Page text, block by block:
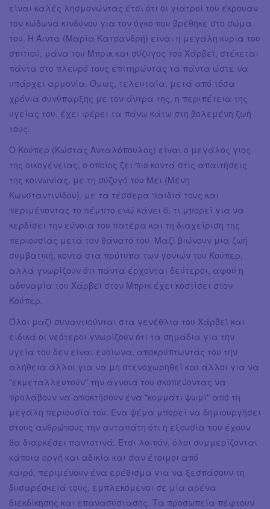
είναι καλές λησμονώντας έτσι ότι οι γιατροί του έκρουαν
τον κώδωνα κινδύνου για τον όγκο που βρέθηκε στο σώμα
του. Η Άιντα (Μαρία Κατσανδρή) είναι η μεγάλη κυρία του
σπιτιού, μάνα του Μπρικ και σύζυγος του Χάρβεϊ, στέκεται
πάντα στο πλευρό τους επιτηρώντας τα πάντα ώστε να
υπάρχει αρμονία. Όμως, τελευταία, μετά από τόσα
χρόνια συνύπαρξης με τον άντρα της, η περιπέτεια της
υγείας του, έχει φέρει τα πάνω κάτω στη βολεμένη ζωή
τους.
Ο Κούπερ (Κώστας Ανταλόπουλος) είναι ο μεγάλος γιος
της οικογένειας, ο οποίος ζει πιο κοντά στις απαιτήσεις
της κοινωνίας, με τη σύζυγό του Μέι (Μένη
Κωνσταντινίδου), με τα τέσσερα παιδιά τους και
περιμένοντας το πέμπτο ενώ κάνει ό, τι μπορεί για να
κερδίσει την εύνοια του πατέρα και τη διαχείριση της
περιουσίας μετά τον θάνατό του. Μαζί βιώνουν μια ζωή
συμβατική, κοντά στα πρότυπα των γονιών του Κούπερ,
αλλά γνωρίζουν ότι πάντα έρχονται δεύτεροι, αφού η
αδυναμία του Χάρβεϊ στον Μπρικ έχει κοστίσει στον
Κούπερ.
Όλοι μαζί συναντιούνται στα γενέθλια του Χάρβεϊ και
ειδικά οι νεότεροι γνωρίζουν ότι τα σημάδια για την
υγεία του δεν είναι ευοίωνα, αποκρύπτωντάς του την
αλήθεια άλλοι για να μη στενοχωρηθεί και άλλοι για να
"εκμεταλλευτούν" την άγνοιά του σκοπεύοντας να
προλάβουν να αποκτήσουν ένα "κομμάτι ψωμί" από τη
μεγάλη περιουσία του. Ένα ψέμα μπορεί να δημιουργήσει
στους ανθρώπους την αυταπάτη ότι η εξουσία που έχουν
θα διαρκέσει παντοτινά. Έτσι λοιπόν, όλοι συμμερίζονται
κάποια οργή και αδικία και σαν έτοιμοι από
καιρό, περιμένουν ένα ερέθισμα για να ξεσπάσουν τη
δυσαρέσκειά τους, εμπλεκόμενοι σε μία αρένα
διεκδίκησης και επανασύστασης. Τα προσωπεία πέφτουν